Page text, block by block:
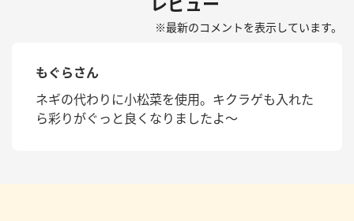
※最新のコメントを表示しています。
もぐらさん
ネギの代わりに小松菜を使用。キクラゲも入れた
ら彩りがぐっと良くなりましたよ〜